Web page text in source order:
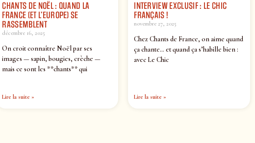
CHANTS DE NOËL : QUAND LA
FRANCE (ET L’EUROPE) SE
RASSEMBLENT
décembre 16, 2025
On croit connaître Noël par ses
images — sapin, bougies, crèche —
mais ce sont les **chants** qui
Lire la suite »
INTERVIEW EXCLUSIF : LE CHIC
FRANÇAIS !
novembre 27, 2025
Chez Chants de France, on aime quand
ça chante… et quand ça s’habille bien :
avec Le Chic
Lire la suite »